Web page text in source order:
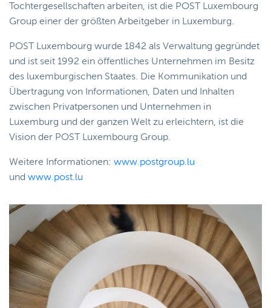
Tochtergesellschaften arbeiten, ist die POST Luxembourg
Group einer der größten Arbeitgeber in Luxemburg.
POST Luxembourg wurde 1842 als Verwaltung gegründet
und ist seit 1992 ein öffentliches Unternehmen im Besitz
des luxemburgischen Staates. Die Kommunikation und
Übertragung von Informationen, Daten und Inhalten
zwischen Privatpersonen und Unternehmen in
Luxemburg und der ganzen Welt zu erleichtern, ist die
Vision der POST Luxembourg Group.
Weitere Informationen: www.postgroup.lu
und www.post.lu